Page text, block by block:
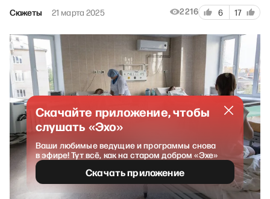
Сюжеты 21 марта 2025 2216 6 17
Скачайте приложение, чтобы
слушать «Эхо»
Ваши любимые ведущие и программы снова
в эфире! Тут всё, как на старом добром «Эхе»
Скачать приложение